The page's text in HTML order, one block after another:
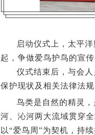
启动仪式上，太平
起，争做爱鸟护鸟的宣
仪式结束后，与会
保护现状及相关法律法规
鸟类是自然的精灵
河、沁河两大流域贯穿
以“爱鸟周”为契机，持